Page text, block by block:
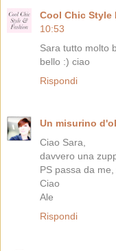
Cool Chic Style
10:53
Sara tutto molto
bello :) ciao
Rispondi
Un misurino
Ciao Sara,
davvero una
PS passa da
Ciao
Ale
Rispondi